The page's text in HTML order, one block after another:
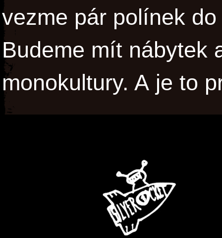
vezme pár polínek
Budeme mít nábytek
monokultury. A je to